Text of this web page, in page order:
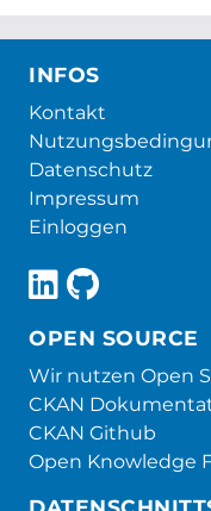
INFOS
Kontakt
Datenschutz
Impressum
Einloggen
OPEN SOURCE
Wir nutzen Open
CKAN
CKAN Github
Open Knowledge